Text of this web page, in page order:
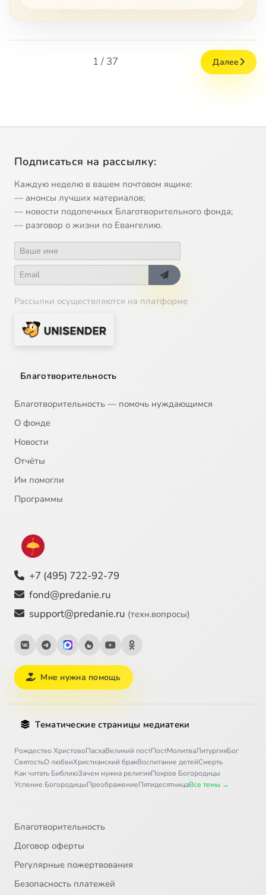
1 / 37 Далее
Подписаться на рассылку:
Каждую неделю в вашем почтовом ящике:
— анонсы лучших материалов;
— новости подопечных Благотворительного фонда;
— разговор о жизни по Евангелию.
Рассылки осуществляются на платформе
Благотворительность
Благотворительность — помочь нуждающимся
О фонде
Новости
Отчёты
Им помогли
Программы
+7 (495) 722-92-79
fond@predanie.ru
support@predanie.ru (техн.вопросы)
Мне нужна помощь
Тематические страницы медиатеки
Рождество ХристовоПасхаВеликий постПостМолитваЛитургияБог
СвятостьО любвиХристианский бракВоспитание детейСмерть
Как читать БиблиюЗачем нужна религияПокров Богородицы
Успение БогородицыПреображениеПятидесятницаВсе темы →
Благотворительность
Договор оферты
Регулярные пожертвования
Безопасность платежей